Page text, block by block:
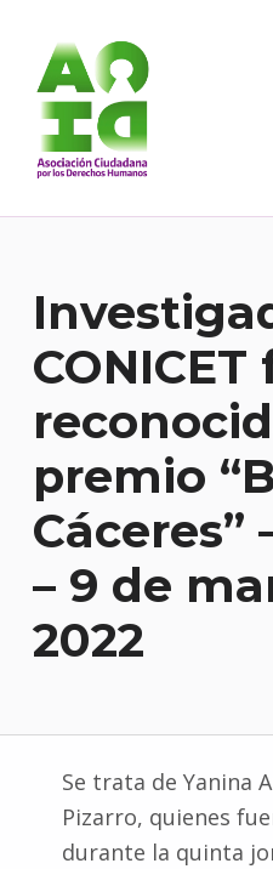
premio
Cáceres”
– 9 de
2022
Se trata de Yanina
Pizarro, quienes
durante la quinta